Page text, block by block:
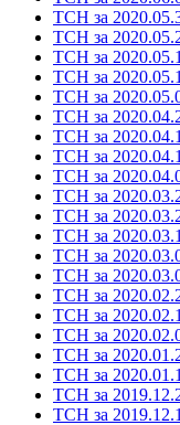
ТСН за
ТСН за
ТСН за
ТСН за
ТСН за
ТСН за
ТСН за
ТСН за
ТСН за
ТСН за
ТСН за
ТСН за
ТСН за
ТСН за
ТСН за
ТСН за
ТСН за
ТСН за
ТСН за
ТСН за
ТСН за